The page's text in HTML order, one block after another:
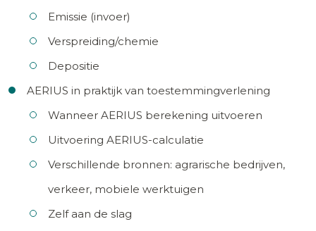
Emissie (invoer)
Verspreiding/chemie
Depositie
AERIUS in praktijk van toestemmingverlening
Wanneer AERIUS berekening uitvoeren
Uitvoering AERIUS-calculatie
Verschillende bronnen: agrarische bedrijven,
verkeer, mobiele werktuigen
Zelf aan de slag